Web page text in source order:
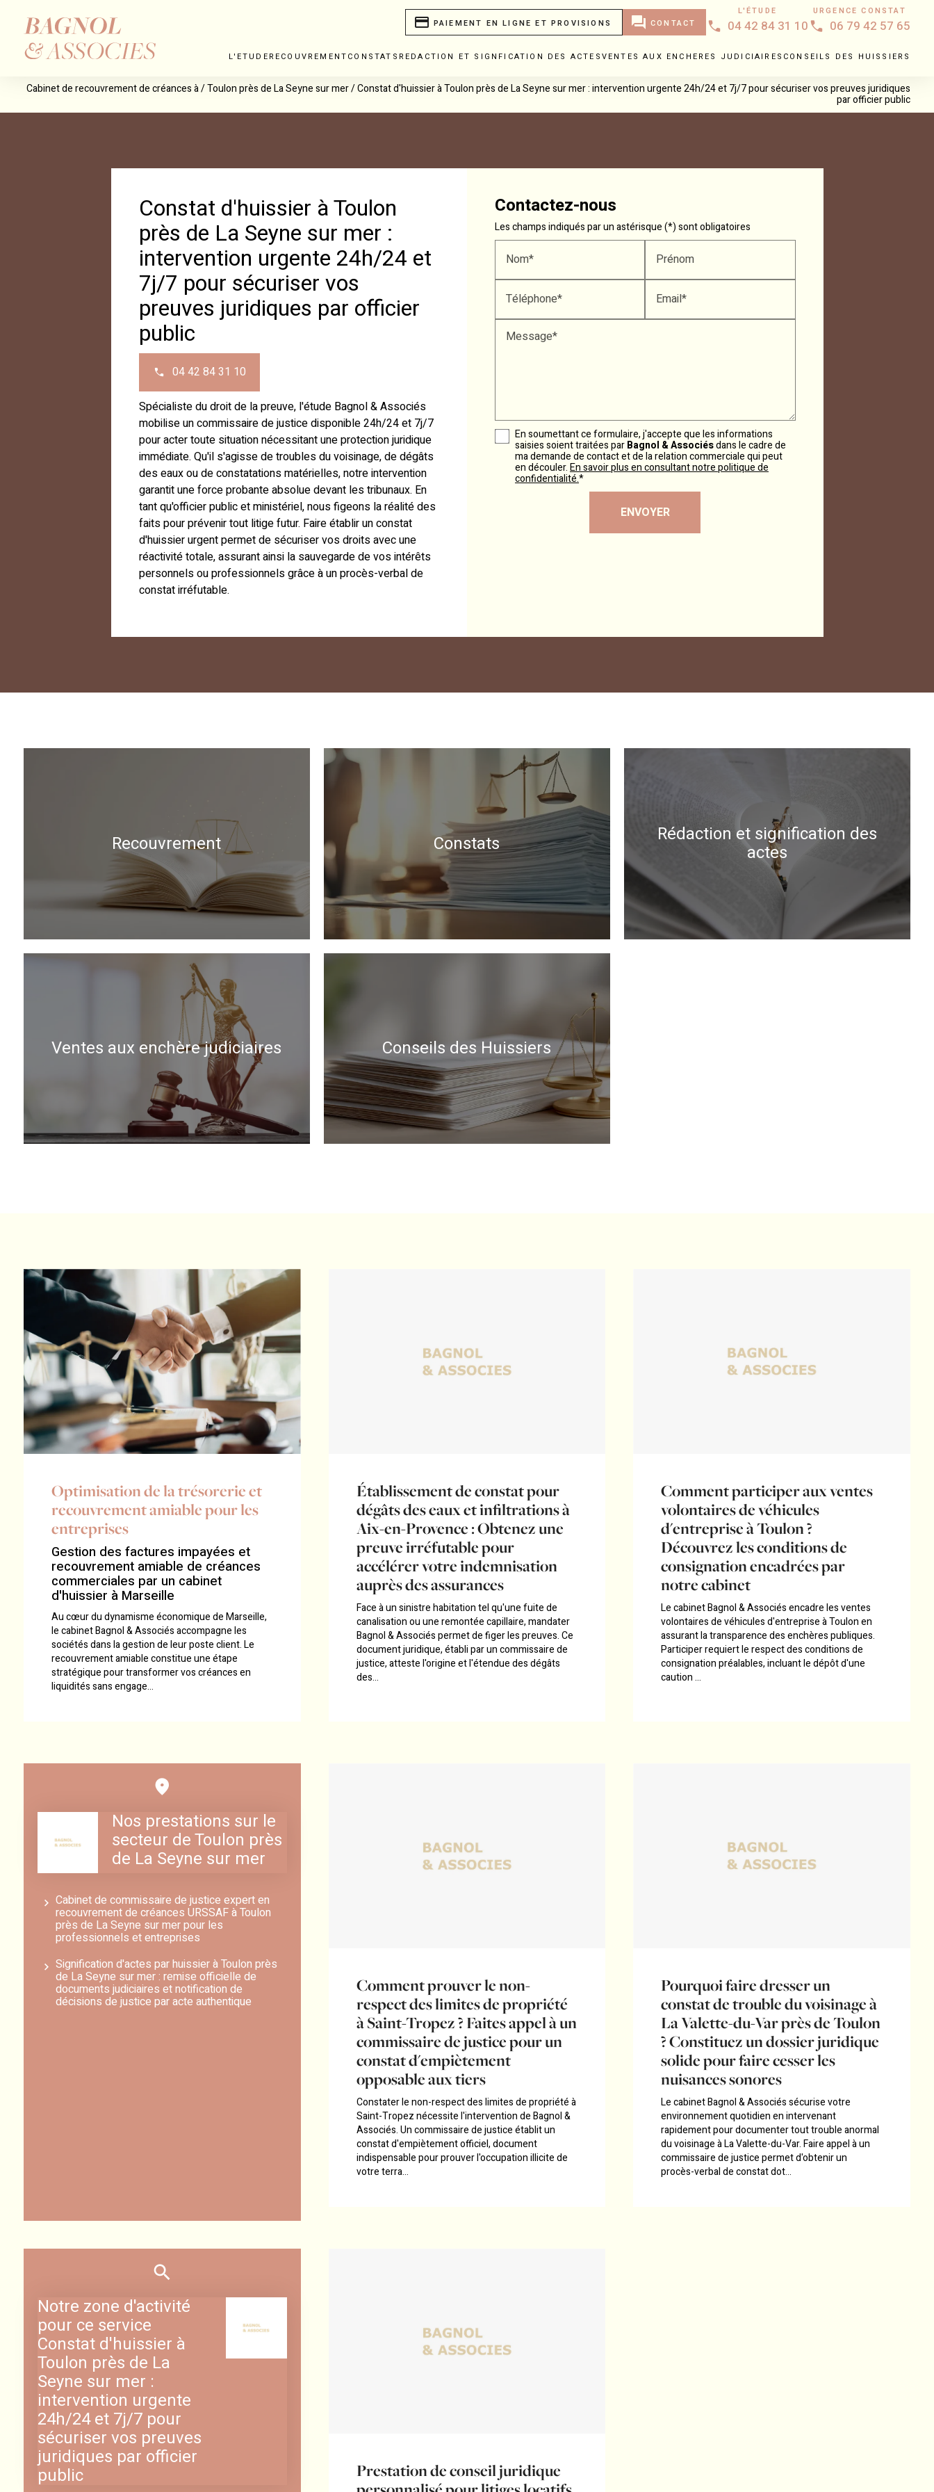
payment PAIEMENT EN LIGNE ET PROVISIONS question_answer CONTACT
L'ÉTUDE
04 42 84 31 10
URGENCE CONSTAT
06 79 42 57 65
L'ETUDERECOUVREMENTCONSTATS REDACTION ET SIGNFICATION DES ACTESVENTES AUX ENCHERES JUDICIAIRES CONSEILS DES HUISSIERS
Cabinet de recouvrement de créances à / Toulon près de La Seyne sur mer / Constat d'huissier à Toulon près de La Seyne sur mer : intervention urgente 24h/24 et 7j/7 pour sécuriser vos preuves juridiques
par officier public
Constat d'huissier à Toulon
près de La Seyne sur mer :
intervention urgente 24h/24 et
7j/7 pour sécuriser vos
preuves juridiques par officier
public
04 42 84 31 10
Spécialiste du droit de la preuve, l'étude Bagnol & Associés
mobilise un commissaire de justice disponible 24h/24 et 7j/7
pour acter toute situation nécessitant une protection juridique
immédiate. Qu'il s'agisse de troubles du voisinage, de dégâts
des eaux ou de constatations matérielles, notre intervention
garantit une force probante absolue devant les tribunaux. En
tant qu'officier public et ministériel, nous figeons la réalité des
faits pour prévenir tout litige futur. Faire établir un constat
d'huissier urgent permet de sécuriser vos droits avec une
réactivité totale, assurant ainsi la sauvegarde de vos intérêts
personnels ou professionnels grâce à un procès-verbal de
constat irréfutable.
Contactez-nous
Les champs indiqués par un astérisque (*) sont obligatoires
Nom* Prénom
Téléphone* Email*
Message*
En soumettant ce formulaire, j'accepte que les informations
saisies soient traitées parBagnol & Associésdans le cadre de
ma demande de contact et de la relation commerciale qui peut
en découler.En savoir plus en consultant notre politique de
confidentialité.*
Recouvrement Constats Rédaction et signification des
actes
Ventes aux enchère judiciaires Conseils des Huissiers
Optimisation de la trésorerie et
recouvrement amiable pour les
entreprises
Gestion des factures impayées et
recouvrement amiable de créances
commerciales par un cabinet
d'huissier à Marseille
Au cœur du dynamisme économique de Marseille,
le cabinet Bagnol & Associés accompagne les
sociétés dans la gestion de leur poste client. Le
recouvrement amiable constitue une étape
stratégique pour transformer vos créances en
liquidités sans engage...
Établissement de constat pour
dégâts des eaux et infiltrations à
Aix-en-Provence : Obtenez une
preuve irréfutable pour
accélérer votre indemnisation
auprès des assurances
Face à un sinistre habitation tel qu'une fuite de
canalisation ou une remontée capillaire, mandater
Bagnol & Associés permet de figer les preuves. Ce
document juridique, établi par un commissaire de
justice, atteste l'origine et l'étendue des dégâts
des...
Comment participer aux ventes
volontaires de véhicules
d'entreprise à Toulon ?
Découvrez les conditions de
consignation encadrées par
notre cabinet
Le cabinet Bagnol & Associés encadre les ventes
volontaires de véhicules d'entreprise à Toulon en
assurant la transparence des enchères publiques.
Participer requiert le respect des conditions de
consignation préalables, incluant le dépôt d'une
caution ...
Nos prestations sur le
secteur de Toulon près
de La Seyne sur mer
Cabinet de commissaire de justice expert en
recouvrement de créances URSSAF à Toulon
près de La Seyne sur mer pour les
professionnels et entreprises
Signification d'actes par huissier à Toulon près
de La Seyne sur mer : remise officielle de
documents judiciaires et notification de
décisions de justice par acte authentique
Comment prouver le non-
respect des limites de propriété
à Saint-Tropez ? Faites appel à un
commissaire de justice pour un
constat d'empiètement
opposable aux tiers
Constater le non-respect des limites de propriété à
Saint-Tropez nécessite l'intervention de Bagnol &
Associés. Un commissaire de justice établit un
constat d'empiètement officiel, document
indispensable pour prouver l'occupation illicite de
votre terra...
Pourquoi faire dresser un
constat de trouble du voisinage à
La Valette-du-Var près de Toulon
? Constituez un dossier juridique
solide pour faire cesser les
nuisances sonores
Le cabinet Bagnol & Associés sécurise votre
environnement quotidien en intervenant
rapidement pour documenter tout trouble anormal
du voisinage à La Valette-du-Var. Faire appel à un
commissaire de justice permet d'obtenir un
procès-verbal de constat dot...
Notre zone d'activité
pour ce service
Constat d'huissier à
Toulon près de La
Seyne sur mer :
intervention urgente
24h/24 et 7j/7 pour
sécuriser vos preuves
juridiques par officier
public
Prestation de conseil juridique